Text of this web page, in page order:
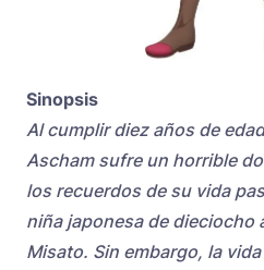
Sinopsis
Al cumplir diez años de
Ascham sufre un horrible
los recuerdos de su vida
niña japonesa de dieciocho
Misato. Sin embargo, la